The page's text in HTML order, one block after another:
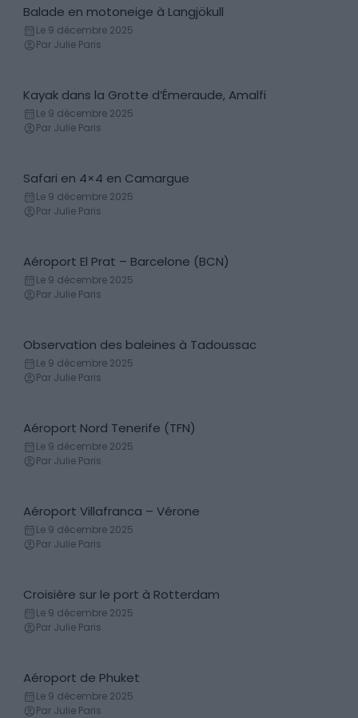
Motoneige
Balade en motoneige à Langjökull
Le 9 décembre 2025
Par Julie Paris
Canoë - Kayak
Kayak dans la Grotte d’Émeraude, Amalfi
Le 9 décembre 2025
Par Julie Paris
Excursions & Séjours organisés
Safari en 4×4 en Camargue
Le 9 décembre 2025
Par Julie Paris
Transferts aéroports
Aéroport El Prat – Barcelone (BCN)
Le 9 décembre 2025
Par Julie Paris
Baleine
Observation des baleines à Tadoussac
Le 9 décembre 2025
Par Julie Paris
Transferts aéroports
Aéroport Nord Tenerife (TFN)
Le 9 décembre 2025
Par Julie Paris
Transferts aéroports
Aéroport Villafranca – Vérone
Le 9 décembre 2025
Par Julie Paris
Bateau
Croisière sur le port à Rotterdam
Le 9 décembre 2025
Par Julie Paris
Transferts aéroports
Aéroport de Phuket
Le 9 décembre 2025
Par Julie Paris